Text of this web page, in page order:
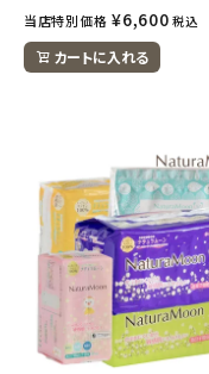
当店特別価格 ¥6,600 税込
カートに入れる